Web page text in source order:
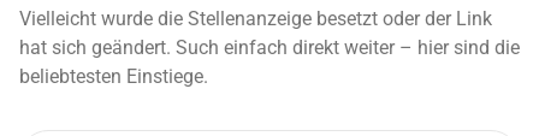
Vielleicht wurde die Stellenanzeige besetzt oder der Link
hat sich geändert. Such einfach direkt weiter – hier sind die
beliebtesten Einstiege.